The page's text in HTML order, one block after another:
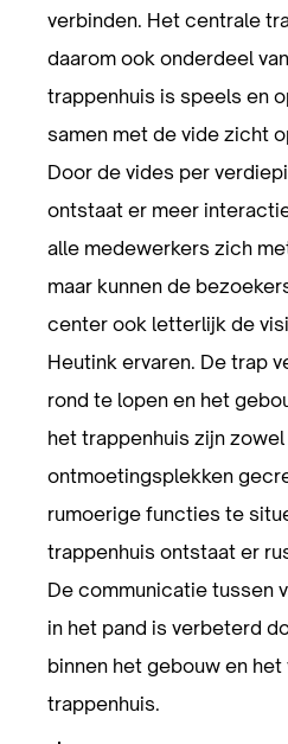
verbinden. Het centrale
daarom ook onderdeel
trappenhuis is speels en
samen met de vide zicht
Door de vides per
ontstaat er meer
alle medewerkers zich
maar kunnen de
center ook letterlijk de
Heutink ervaren. De trap
rond te lopen en het
het trappenhuis zijn
ontmoetingsplekken
rumoerige functies te
trappenhuis ontstaat er
De communicatie tussen
in het pand is verbeterd
binnen het gebouw en
trappenhuis.